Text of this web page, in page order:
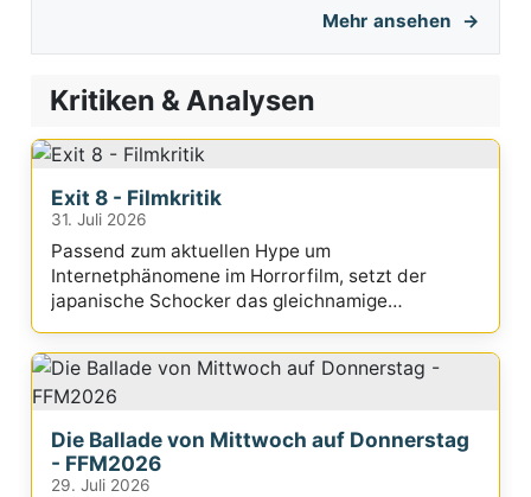
Mehr ansehen
Kritiken & Analysen
Exit 8 - Filmkritik
31. Juli 2026
Passend zum aktuellen Hype um
Internetphänomene im Horrorfilm, setzt der
japanische Schocker das gleichnamige
Die Ballade von Mittwoch auf Donnerstag
- FFM2026
29. Juli 2026